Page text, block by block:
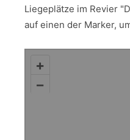
Liegeplätze im Revier
auf einen der Marker,
+
–